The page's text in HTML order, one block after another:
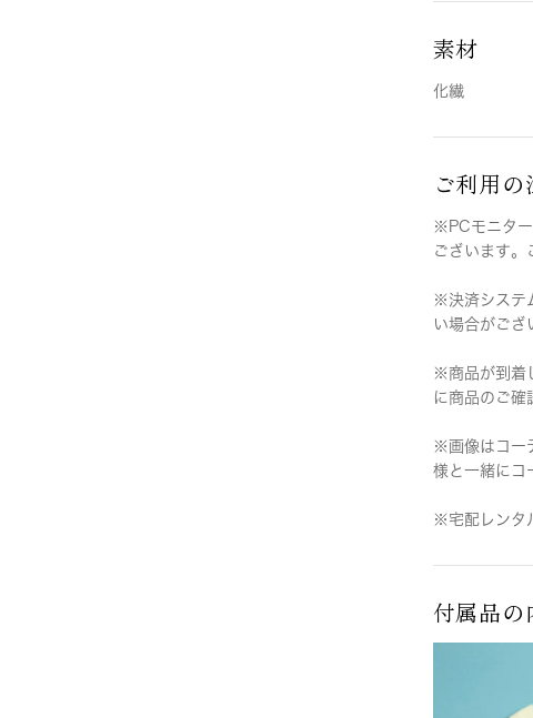
素材
化繊
ご利用の
※PCモニタ
ございます。
※決済システ
い場合がござ
※商品が到着
に商品のご確
※画像はコー
様と一緒にコ
※宅配レンタ
付属品の